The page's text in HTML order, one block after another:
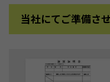
当社にてご準備さ